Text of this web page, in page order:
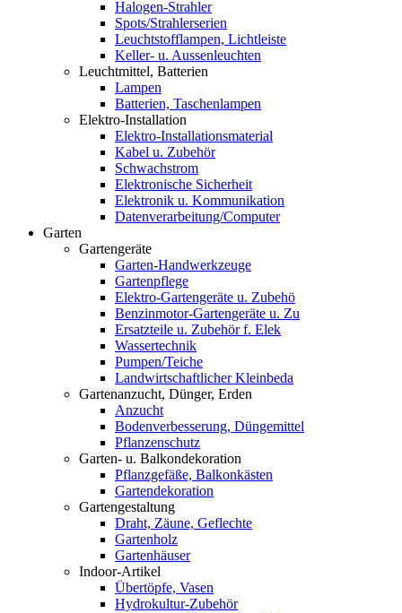
Halogen-Strahler
Spots/Strahlerserien
Leuchtstofflampen, Lichtleiste
Keller- u. Aussenleuchten
Leuchtmittel, Batterien
Lampen
Batterien, Taschenlampen
Elektro-Installation
Elektro-Installationsmaterial
Kabel u. Zubehör
Schwachstrom
Elektronische Sicherheit
Elektronik u. Kommunikation
Datenverarbeitung/Computer
Garten
Gartengeräte
Garten-Handwerkzeuge
Gartenpflege
Elektro-Gartengeräte u. Zubehö
Benzinmotor-Gartengeräte u. Zu
Ersatzteile u. Zubehör f. Elek
Wassertechnik
Pumpen/Teiche
Landwirtschaftlicher Kleinbeda
Gartenanzucht, Dünger, Erden
Anzucht
Bodenverbesserung, Düngemittel
Pflanzenschutz
Garten- u. Balkondekoration
Pflanzgefäße, Balkonkästen
Gartendekoration
Gartengestaltung
Draht, Zäune, Geflechte
Gartenholz
Gartenhäuser
Indoor-Artikel
Übertöpfe, Vasen
Hydrokultur-Zubehör